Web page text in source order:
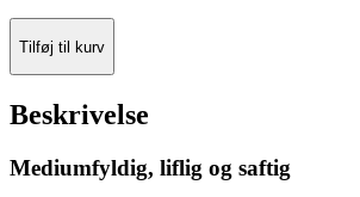
Tilføj til kurv
Beskrivelse
Mediumfyldig, liflig og saftig